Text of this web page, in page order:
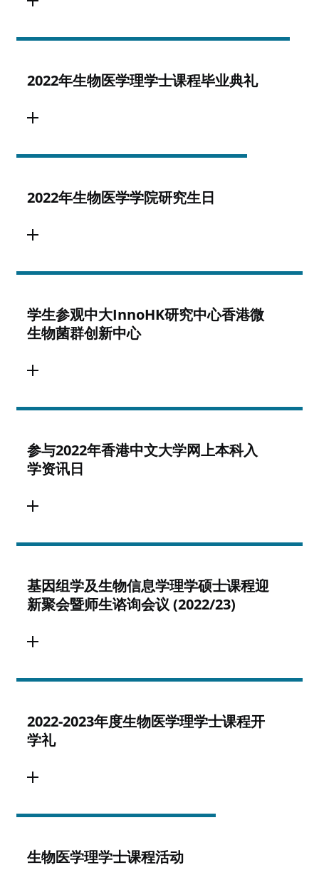
2022年生物医学理学士课程毕业典礼
2022年生物医学学院研究生日
学生参观中大InnoHK研究中心香港微
生物菌群创新中心
参与2022年香港中文大学网上本科入
学资讯日
基因组学及生物信息学理学硕士课程迎
新聚会暨师生谘询会议 (2022/23)
2022-2023年度生物医学理学士课程开
学礼
生物医学理学士课程活动